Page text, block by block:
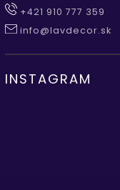
+421 910 777 359
info@lavdecor.sk
INSTAGRAM